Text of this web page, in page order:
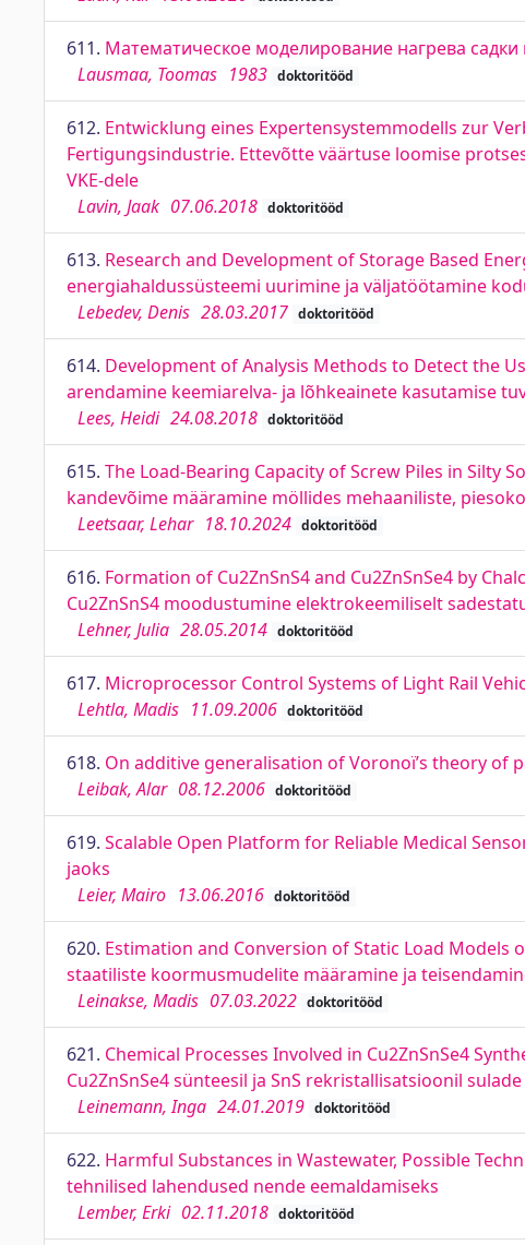
611. Математическое моделирование нагрева
Lausmaa, Toomas 1983 doktoritööd
612. Entwicklung eines Expertensystemmodells zur
Fertigungsindustrie. Ettevõtte väärtuse loomise
VKE-dele
Lavin, Jaak 07.06.2018 doktoritööd
613. Research and Development of Storage Based
energiahaldussüsteemi uurimine ja väljatöötamine
Lebedev, Denis 28.03.2017 doktoritööd
614. Development of Analysis Methods to Detect the
arendamine keemiarelva- ja lõhkeainete kasutamise
Lees, Heidi 24.08.2018 doktoritööd
615. The Load-Bearing Capacity of Screw Piles in Silty
kandevõime määramine möllides mehaaniliste,
Leetsaar, Lehar 18.10.2024 doktoritööd
616. Formation of Cu2ZnSnS4 and Cu2ZnSnSe4 by
Cu2ZnSnS4 moodustumine elektrokeemiliselt
Lehner, Julia 28.05.2014 doktoritööd
617. Microprocessor Control Systems of Light Rail
Lehtla, Madis 11.09.2006 doktoritööd
618. On additive generalisation of Voronoï’s theory
Leibak, Alar 08.12.2006 doktoritööd
619. Scalable Open Platform for Reliable Medical
jaoks
Leier, Mairo 13.06.2016 doktoritööd
620. Estimation and Conversion of Static Load
staatiliste koormusmudelite määramine ja
Leinakse, Madis 07.03.2022 doktoritööd
621. Chemical Processes Involved in Cu2ZnSnSe4
Cu2ZnSnSe4 sünteesil ja SnS rekristallisatsioonil
Leinemann, Inga 24.01.2019 doktoritööd
622. Harmful Substances in Wastewater, Possible
tehnilised lahendused nende eemaldamiseks
Lember, Erki 02.11.2018 doktoritööd